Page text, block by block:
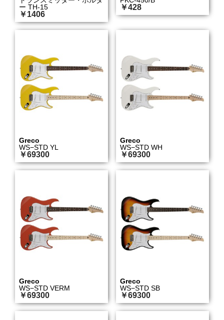
ー TH-15
￥1406
￥428
Greco
WS−STD YL
￥69300
Greco
WS−STD WH
￥69300
Greco
WS−STD VERM
￥69300
Greco
WS−STD SB
￥69300